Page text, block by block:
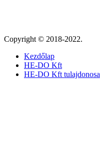
Copyright © 2018-2022.
Kezdőlap
HE-DO Kft
HE-DO Kft tulajdonosa